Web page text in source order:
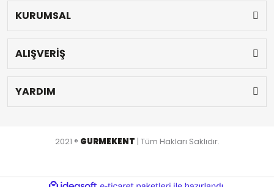
KURUMSAL
ALIŞVERİŞ
YARDIM
2021 ® GURMEKENT | Tüm Hakları Saklıdır.